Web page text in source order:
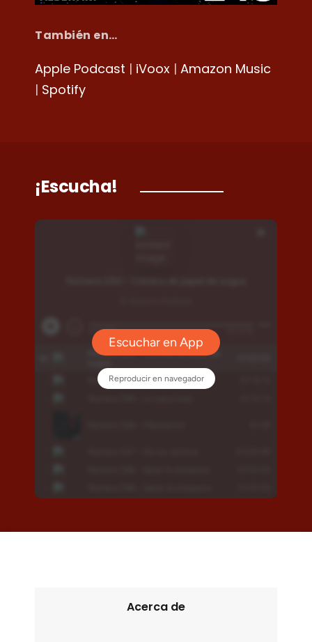
También en…
Apple Podcast | iVoox | Amazon Music
| Spotify
¡Escucha!
Acerca de